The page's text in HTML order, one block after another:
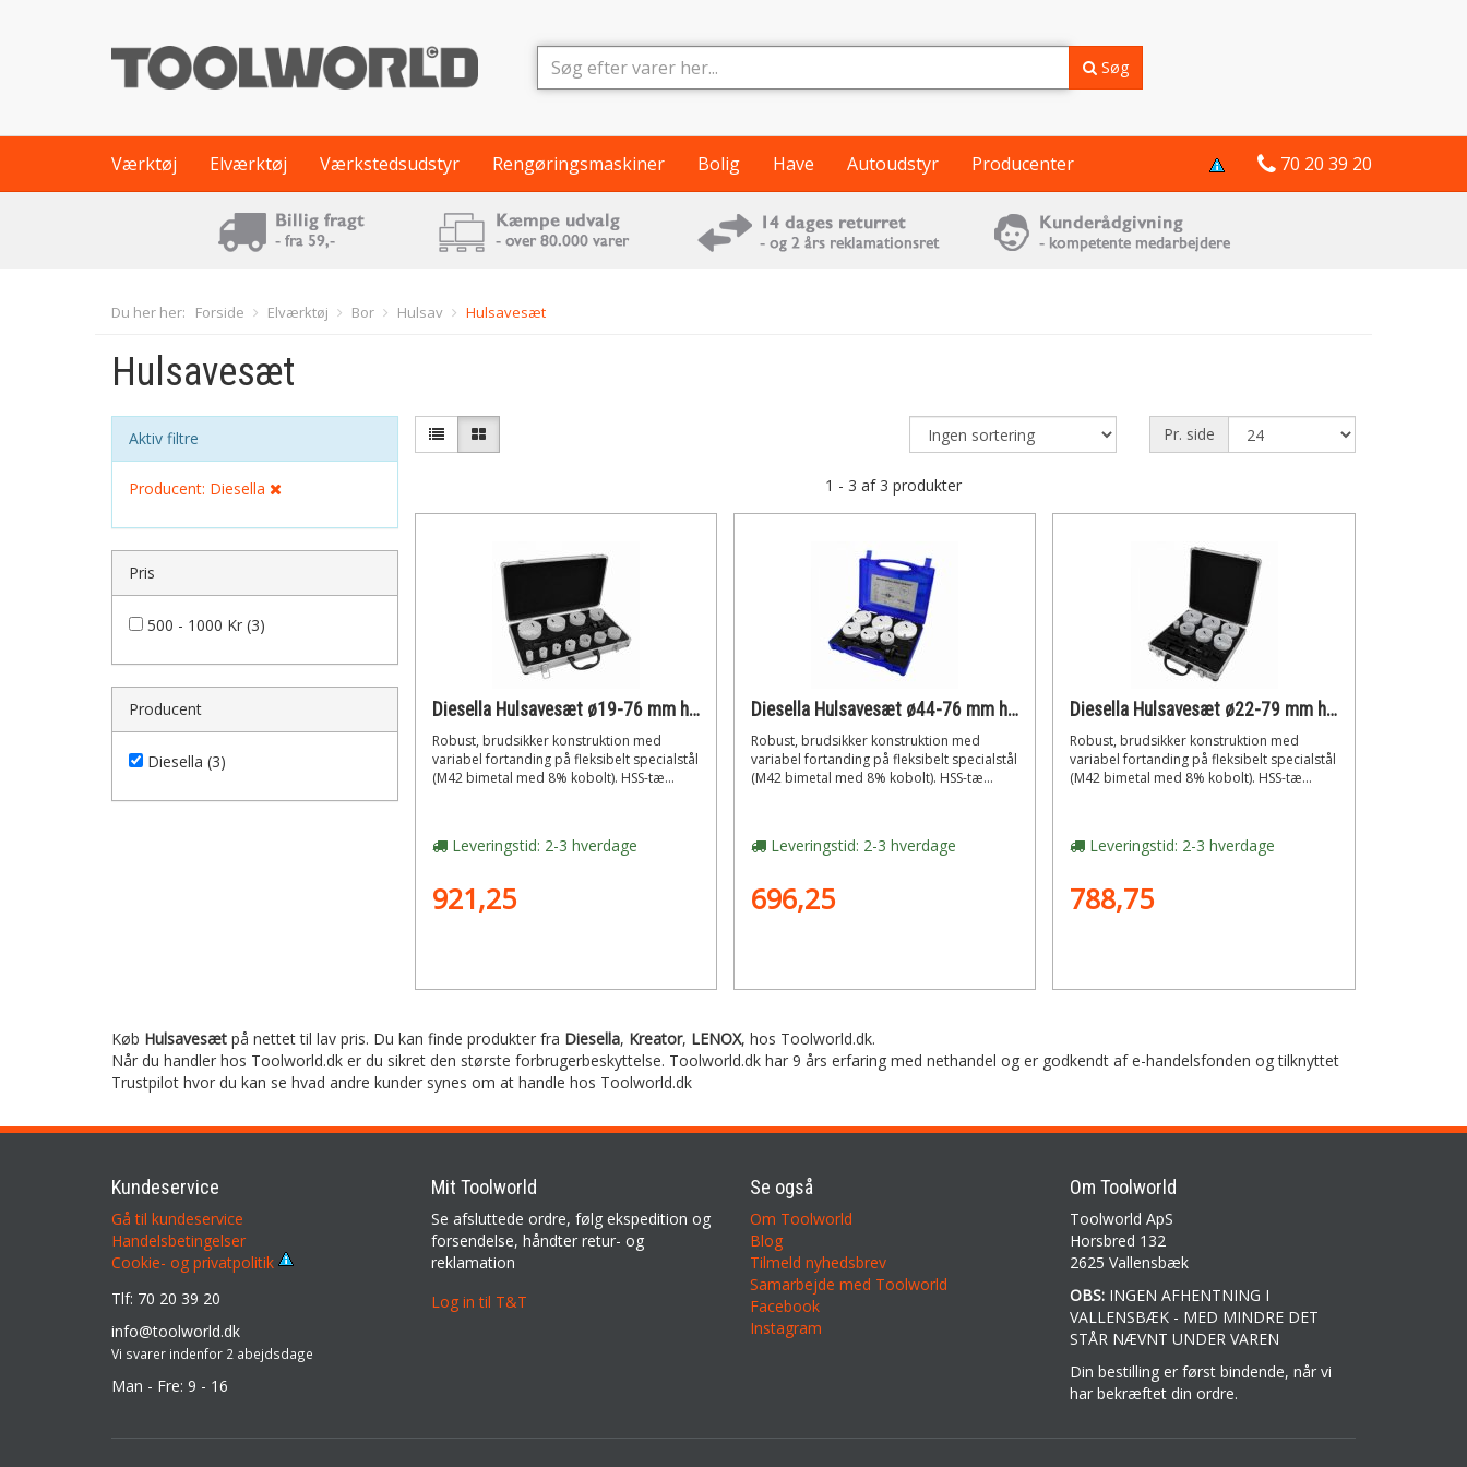
Søg
Værktøj Elværktøj Værkstedsudstyr Rengøringsmaskiner Bolig Have Autoudstyr Producenter 70 20 39 20
Du her her: Forside Elværktøj Bor Hulsav Hulsavesæt
Hulsavesæt
Aktiv filtre
Producent: Diesella
Pris
500 - 1000 Kr (3)
Producent
Diesella (3)
Pr. side
1 - 3 af 3 produkter
Diesella Hulsavesæt ø19-76 mm hss bi-metal m42 med 8% cobolt (14 dele)
Robust, brudsikker konstruktion med
variabel fortanding på fleksibelt specialstål
(M42 bimetal med 8% kobolt). HSS-tæ...
Leveringstid: 2-3 hverdage
921,25
Diesella Hulsavesæt ø44-76 mm hss bi-metal m42 med 8% cobolt (9 dele)
Robust, brudsikker konstruktion med
variabel fortanding på fleksibelt specialstål
(M42 bimetal med 8% kobolt). HSS-tæ...
Leveringstid: 2-3 hverdage
696,25
Diesella Hulsavesæt ø22-79 mm hss bi-metal m42 med 8% cobolt (13 dele)
Robust, brudsikker konstruktion med
variabel fortanding på fleksibelt specialstål
(M42 bimetal med 8% kobolt). HSS-tæ...
Leveringstid: 2-3 hverdage
788,75
Køb Hulsavesæt på nettet til lav pris. Du kan finde produkter fra Diesella, Kreator, LENOX, hos Toolworld.dk.
Når du handler hos Toolworld.dk er du sikret den største forbrugerbeskyttelse. Toolworld.dk har 9 års erfaring med nethandel og er godkendt af e-handelsfonden og tilknyttet
Trustpilot hvor du kan se hvad andre kunder synes om at handle hos Toolworld.dk
Kundeservice
Gå til kundeservice
Handelsbetingelser
Cookie- og privatpolitik
Tlf: 70 20 39 20
info@toolworld.dk
Vi svarer indenfor 2 abejdsdage
Man - Fre: 9 - 16
Mit Toolworld
Se afsluttede ordre, følg ekspedition og
forsendelse, håndter retur- og
reklamation
Log in til T&T
Se også
Om Toolworld
Blog
Tilmeld nyhedsbrev
Samarbejde med Toolworld
Facebook
Instagram
Om Toolworld
Toolworld ApS
Horsbred 132
2625 Vallensbæk
OBS:INGEN AFHENTNING I
VALLENSBÆK - MED MINDRE DET
STÅR NÆVNT UNDER VAREN
Din bestilling er først bindende, når vi
har bekræftet din ordre.